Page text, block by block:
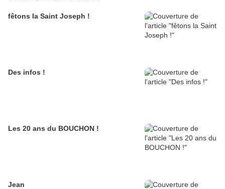
fêtons la Saint Joseph !
Des infos !
Les 20 ans du BOUCHON !
Jean